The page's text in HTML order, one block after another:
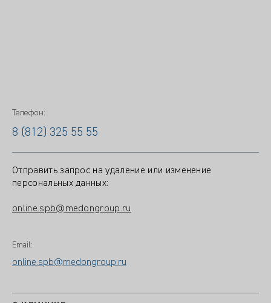
Телефон:
8 (812) 325 55 55
Отправить запрос на удаление или изменение
персональных данных:
online.spb@medongroup.ru
Email:
online.spb@medongroup.ru